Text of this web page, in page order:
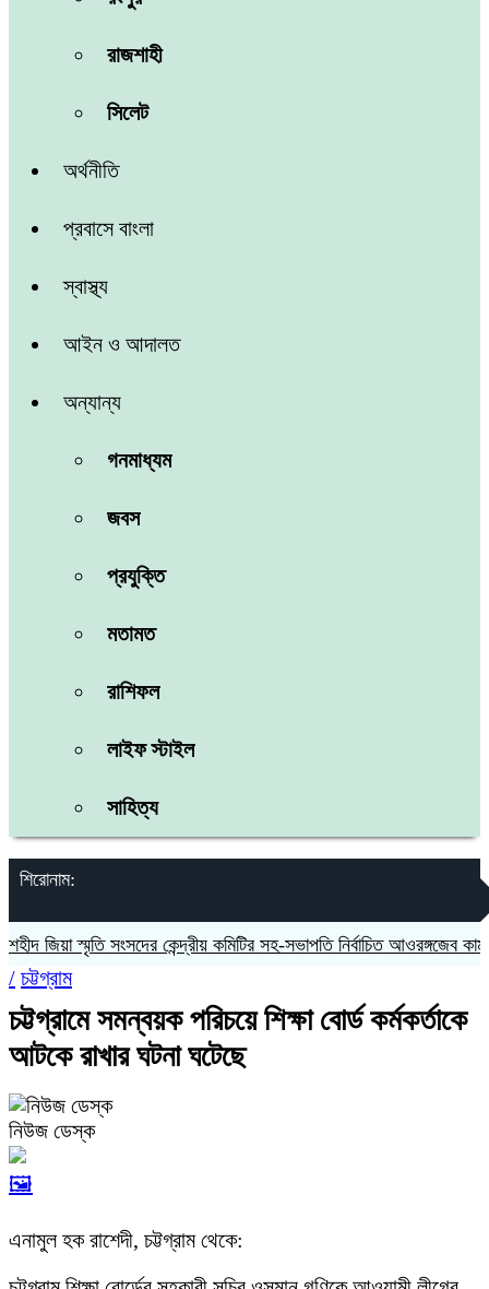
রাজশাহী
সিলেট
অর্থনীতি
প্রবাসে বাংলা
স্বাস্থ্য
আইন ও আদালত
অন্যান্য
গনমাধ্যম
জবস
প্রযুক্তি
মতামত
রাশিফল
লাইফ স্টাইল
সাহিত্য
শিরোনাম:
জিয়া স্মৃতি সংসদের কেন্দ্রীয় কমিটির সহ-সভাপতি নির্বাচিত আওরঙ্গজেব কামাল
/ চট্টগ্রাম
চট্টগ্রামে সমন্বয়ক পরিচয়ে শিক্ষা বোর্ড কর্মকর্তাকে
আটকে রাখার ঘটনা ঘটেছে
নিউজ ডেস্ক
🖼️
এনামুল হক রাশেদী, চট্টগ্রাম থেকে: